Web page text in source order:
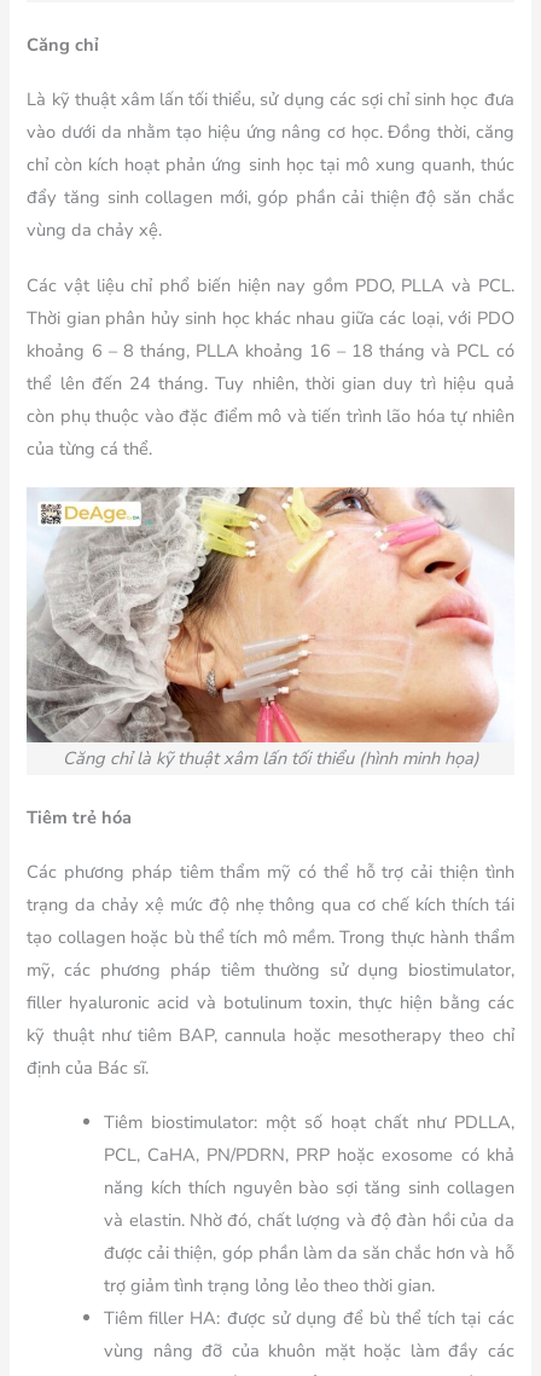
Căng chỉ
Là kỹ thuật xâm lấn tối thiểu, sử dụng các sợi chỉ sinh học đưa
vào dưới da nhằm tạo hiệu ứng nâng cơ học. Đồng thời, căng
chỉ còn kích hoạt phản ứng sinh học tại mô xung quanh, thúc
đẩy tăng sinh collagen mới, góp phần cải thiện độ săn chắc
vùng da chảy xệ.
Các vật liệu chỉ phổ biến hiện nay gồm PDO, PLLA và PCL.
Thời gian phân hủy sinh học khác nhau giữa các loại, với PDO
khoảng 6 – 8 tháng, PLLA khoảng 16 – 18 tháng và PCL có
thể lên đến 24 tháng. Tuy nhiên, thời gian duy trì hiệu quả
còn phụ thuộc vào đặc điểm mô và tiến trình lão hóa tự nhiên
của từng cá thể.
Căng chỉ là kỹ thuật xâm lấn tối thiểu (hình minh họa)
Tiêm trẻ hóa
Các phương pháp tiêm thẩm mỹ có thể hỗ trợ cải thiện tình
trạng da chảy xệ mức độ nhẹ thông qua cơ chế kích thích tái
tạo collagen hoặc bù thể tích mô mềm. Trong thực hành thẩm
mỹ, các phương pháp tiêm thường sử dụng biostimulator,
filler hyaluronic acid và botulinum toxin, thực hiện bằng các
kỹ thuật như tiêm BAP, cannula hoặc mesotherapy theo chỉ
định của Bác sĩ.
Tiêm biostimulator: một số hoạt chất như PDLLA,
PCL, CaHA, PN/PDRN, PRP hoặc exosome có khả
năng kích thích nguyên bào sợi tăng sinh collagen
và elastin. Nhờ đó, chất lượng và độ đàn hồi của da
được cải thiện, góp phần làm da săn chắc hơn và hỗ
trợ giảm tình trạng lỏng lẻo theo thời gian.
Tiêm filler HA: được sử dụng để bù thể tích tại các
vùng nâng đỡ của khuôn mặt hoặc làm đầy các